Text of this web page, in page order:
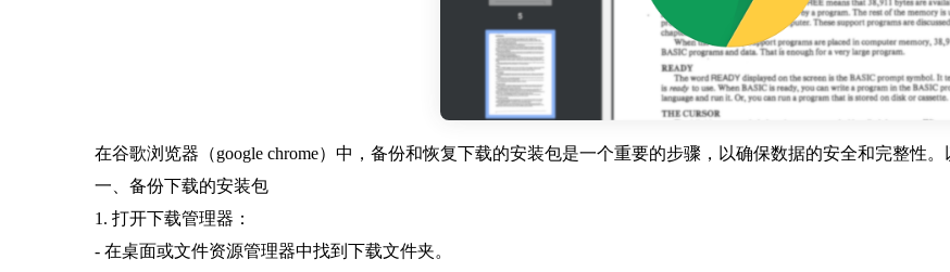
在谷歌浏览器（google chrome）中，备份和恢复下载的安装包是一个重要的步骤，以确保数据的安全和完整性。
一、备份下载的安装包
1. 打开下载管理器：
- 在桌面或文件资源管理器中找到下载文件夹。